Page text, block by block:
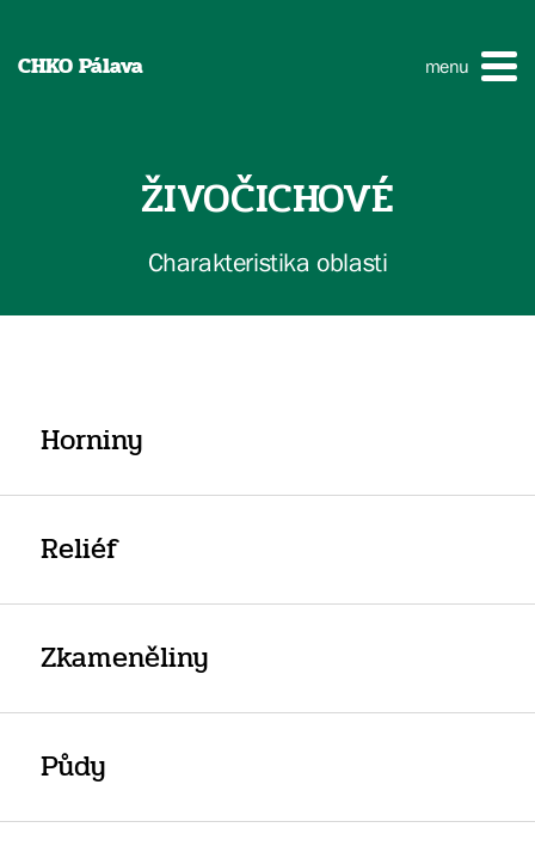
CHKO Pálava menu
ŽIVOČICHOVÉ
Charakteristika oblasti
Horniny
Reliéf
Zkameněliny
Půdy